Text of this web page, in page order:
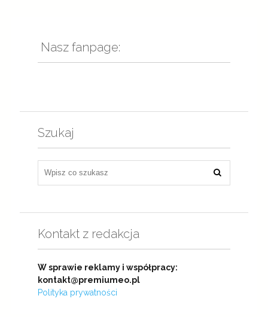
Nasz fanpage:
Szukaj
Kontakt z redakcja
W sprawie reklamy i współpracy:
kontakt@premiumeo.pl
Polityka prywatności